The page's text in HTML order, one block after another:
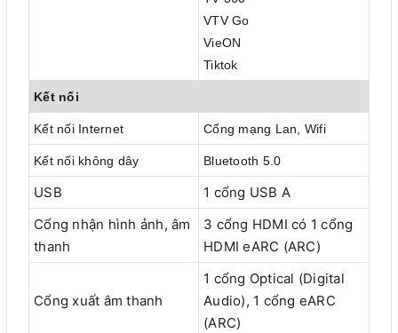
VTV Go
VieON
Tiktok
Kết nối
Kết nối Internet Cổng mạng Lan, Wifi
Kết nối không dây Bluetooth 5.0
USB
1 cổng USB A
Cổng nhận hình ảnh, âm
thanh
3 cổng HDMI có 1 cổng
HDMI eARC (ARC)
Cổng xuất âm thanh
1 cổng Optical (Digital
Audio), 1 cổng eARC
(ARC)